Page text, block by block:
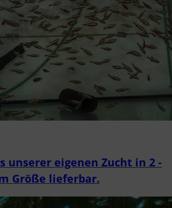
unserer eigenen Zucht in 2 -
Größe lieferbar.